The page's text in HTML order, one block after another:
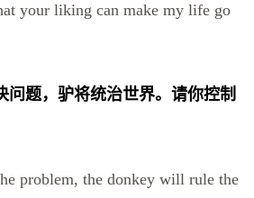
your liking can make my life go
问题，驴将统治世界。请你控制
problem, the donkey will rule the